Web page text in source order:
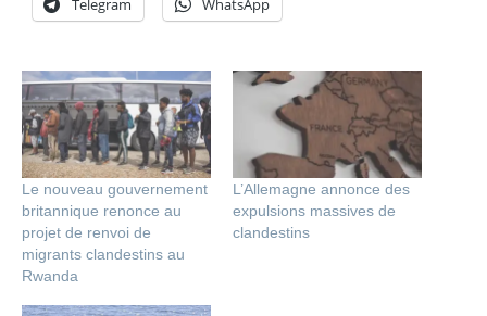
Le nouveau gouvernement
britannique renonce au
projet de renvoi de
migrants clandestins au
Rwanda
L’Allemagne annonce des
expulsions massives de
clandestins